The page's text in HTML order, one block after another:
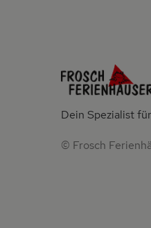
Dein Spezialist
© Frosch